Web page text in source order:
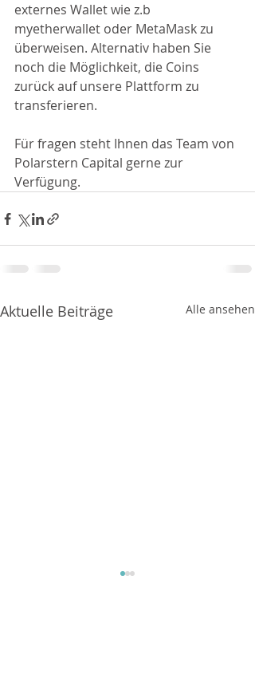
externes Wallet wie z.b
myetherwallet oder MetaMask zu
überweisen. Alternativ haben Sie
noch die Möglichkeit, die Coins
zurück auf unsere Plattform zu
transferieren.
Für fragen steht Ihnen das Team von
Polarstern Capital gerne zur
Verfügung.
Aktuelle Beiträge Alle ansehen